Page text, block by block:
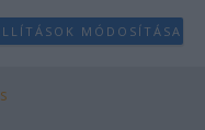
MÓDOSÍTÁSA